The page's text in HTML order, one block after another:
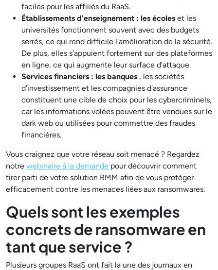
faciles pour les affiliés du RaaS.
Établissements d'enseignement : les écoles et les
universités fonctionnent souvent avec des budgets
serrés, ce qui rend difficile l'amélioration de la sécurité.
De plus, elles s'appuient fortement sur des plateformes
en ligne, ce qui augmente leur surface d'attaque.
Services financiers : les banques , les sociétés
d'investissement et les compagnies d'assurance
constituent une cible de choix pour les cybercriminels,
car les informations volées peuvent être vendues sur le
dark web ou utilisées pour commettre des fraudes
financières.
Vous craignez que votre réseau soit menacé ? Regardez
notre webinaire à la demande pour découvrir comment
tirer parti de votre solution RMM afin de vous protéger
efficacement contre les menaces liées aux ransomwares.
Quels sont les exemples
concrets de ransomware en
tant que service ?
Plusieurs groupes RaaS ont fait la une des journaux en